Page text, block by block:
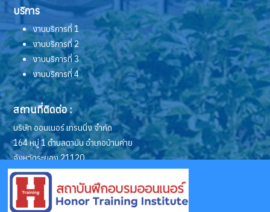
บริการ
งานบริการที่ 1
งานบริการที่ 2
งานบริการที่ 3
งานบริการที่ 4
สถานที่ติดต่อ :
บริษัท ออนเนอร์ เทรนนิ่ง จำกัด
164 หมู่ 1 ตำบลตาขัน อำเภอบ้านค่าย
จังหวัดระยอง 21120
ช่องทางการติดต่อ :
โทรศัพท์: (038) 631-001, 631-002, 631-003